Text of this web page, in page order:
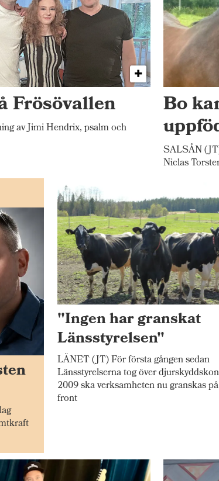
Frösövallen
av Jimi Hendrix, psalm och
Bo
SALSÅN
Niclas
"Ingen har granskat
Länsstyrelsen"
LÄNET (JT) För första gången sedan
Länsstyrelserna tog över
2009 ska verksamheten nu granskas
front